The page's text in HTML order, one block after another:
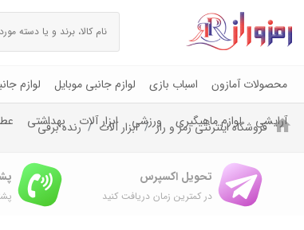
محصولات آمازون اسباب بازی لوازم جانبی موبایل لوازم
آرایشی لوازم ماهیگیری ورزشی ابزار آلات بهداشتی فروشگاه اینترنتی رمز و راز ابزار آلات رنده برقی
تحویل اکسپرس
در کمترین زمان دریافت کنید